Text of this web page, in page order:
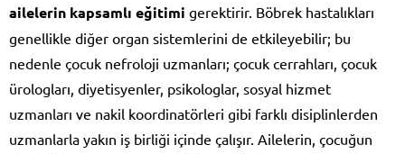
ailelerin kapsamlı eğitimi gerektirir. Böbrek hastalıkları
genellikle diğer organ sistemlerini de etkileyebilir; bu
nedenle çocuk nefroloji uzmanları; çocuk cerrahları, çocuk
ürologları, diyetisyenler, psikologlar, sosyal hizmet
uzmanları ve nakil koordinatörleri gibi farklı disiplinlerden
uzmanlarla yakın iş birliği içinde çalışır. Ailelerin, çocuğun